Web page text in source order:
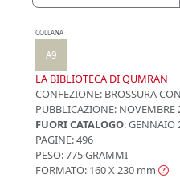
COLLANA
A9
LA BIBLIOTECA DI QUMRAN
CONFEZIONE: BROSSURA
PUBBLICAZIONE: NOVEMBRE
FUORI CATALOGO: GENNAIO
PAGINE: 496
PESO: 775 GRAMMI
FORMATO: 160 X 230 mm